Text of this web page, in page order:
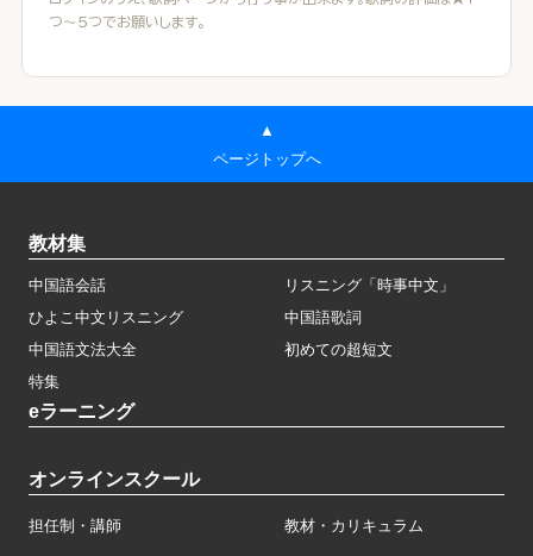
つ～５つでお願いします。
▲
ページトップへ
教材集
中国語会話
リスニング「時事中文」
ひよこ中文リスニング
中国語歌詞
中国語文法大全
初めての超短文
特集
eラーニング
オンラインスクール
担任制・講師 教材・カリキュラム